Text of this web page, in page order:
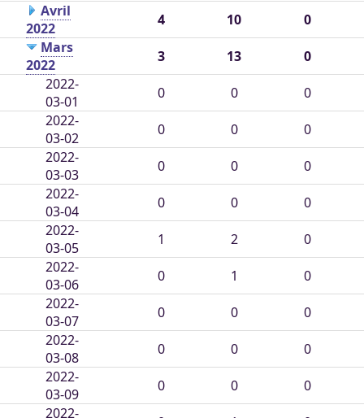
Avril
2022
4 10
0
Mars
2022
3 13
0
2022-
03-01
0 0
0
2022-
03-02
0 0
0
2022-
03-03
0 0
0
2022-
03-04
0 0
0
2022-
03-05
1 2
0
2022-
03-06
0 1
0
2022-
03-07
0 0
0
2022-
03-08
0 0
0
2022-
03-09
0 0
0
2022-